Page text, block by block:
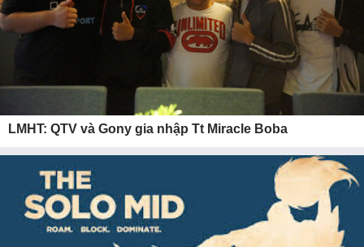
LMHT: QTV và Gony gia nhập Tt Miracle Boba